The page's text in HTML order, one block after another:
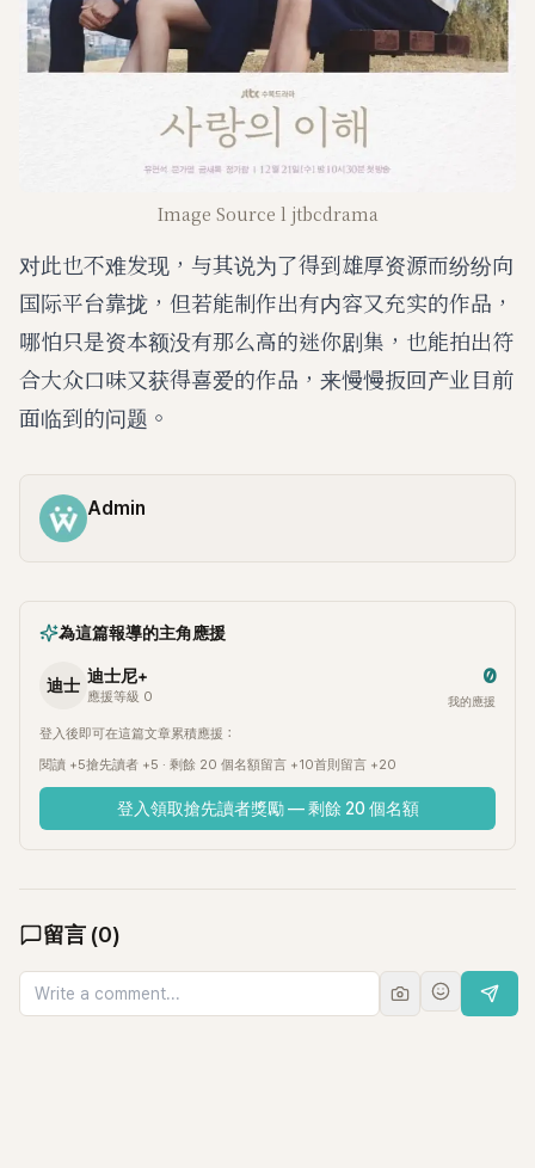
Image Source l jtbcdrama
对此也不难发现，与其说为了得到雄厚资源而纷纷向
国际平台靠拢，但若能制作出有内容又充实的作品，
哪怕只是资本额没有那么高的迷你剧集，也能拍出符
合大众口味又获得喜爱的作品，来慢慢扳回产业目前
面临到的问题。
Admin
為這篇報導的主角應援
迪士 迪士尼+
應援等級 0
0
我的應援
登入後即可在這篇文章累積應援：
閱讀 +5搶先讀者 +5 · 剩餘 20 個名額留言 +10首則留言 +20
登入領取搶先讀者獎勵 — 剩餘 20 個名額
留言 (0)